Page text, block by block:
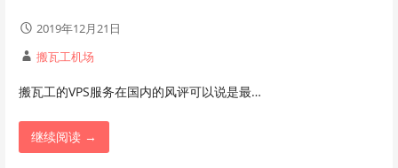
2019年12月21日
搬瓦工机场
搬瓦工的VPS服务在国内的风评可以说是最…
继续阅读 →